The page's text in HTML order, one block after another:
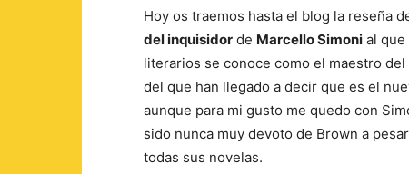
Hoy os traemos hasta el blog la reseña
del inquisidor de Marcello Simoni al que
literarios se conoce como el maestro
del que han llegado a decir que es el
aunque para mi gusto me quedo con
sido nunca muy devoto de Brown a
todas sus novelas.